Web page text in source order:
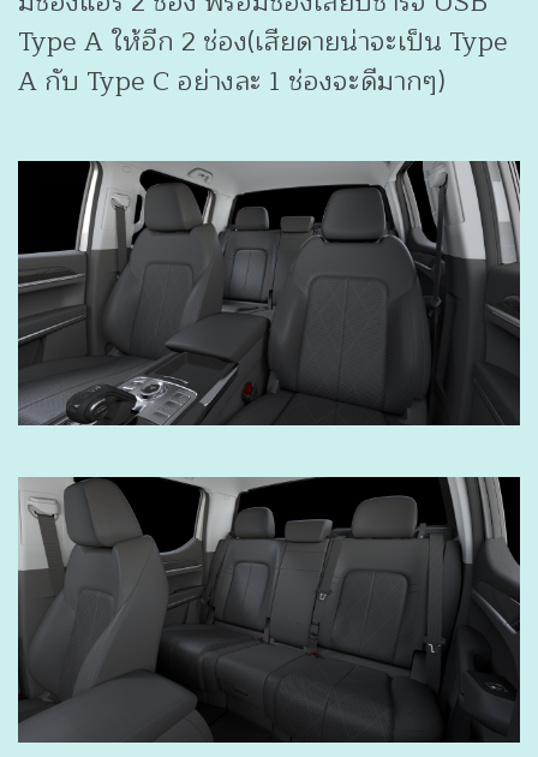
Type A ให้อีก 2 ช่อง(เสียดายน่าจะเป็น Type
A กับ Type C อย่างละ 1 ช่องจะดีมากๆ)